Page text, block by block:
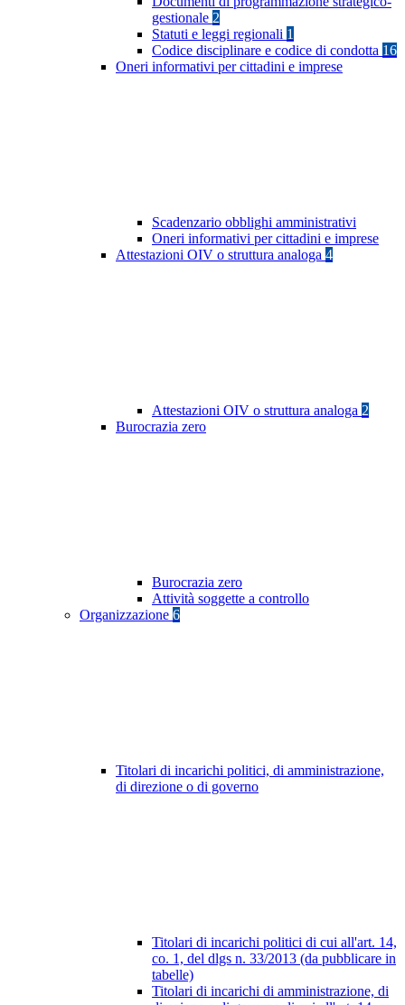
gestionale 2
Statuti e leggi regionali 1
Codice disciplinare e codice di condotta 16
Oneri informativi per cittadini e imprese
Scadenzario obblighi amministrativi
Oneri informativi per cittadini e imprese
Attestazioni OIV o struttura analoga 4
Attestazioni OIV o struttura analoga 2
Burocrazia zero
Burocrazia zero
Attività soggette a controllo
Organizzazione 6
Titolari di incarichi politici, di amministrazione,
di direzione o di governo
Titolari di incarichi politici di cui all'art. 14,
co. 1, del dlgs n. 33/2013 (da pubblicare in
tabelle)
Titolari di incarichi di amministrazione, di